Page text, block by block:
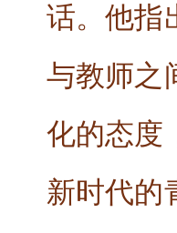
话。他指
与教师之
化的态度
新时代的